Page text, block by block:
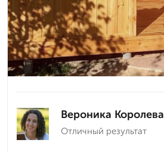
Вероника Королева
Отличный результат